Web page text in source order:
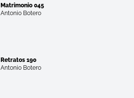
Matrimonio 045
Antonio Botero
Retratos 190
Antonio Botero